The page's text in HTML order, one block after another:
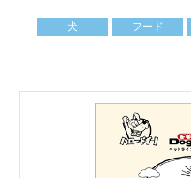
採用情報
犬 フード